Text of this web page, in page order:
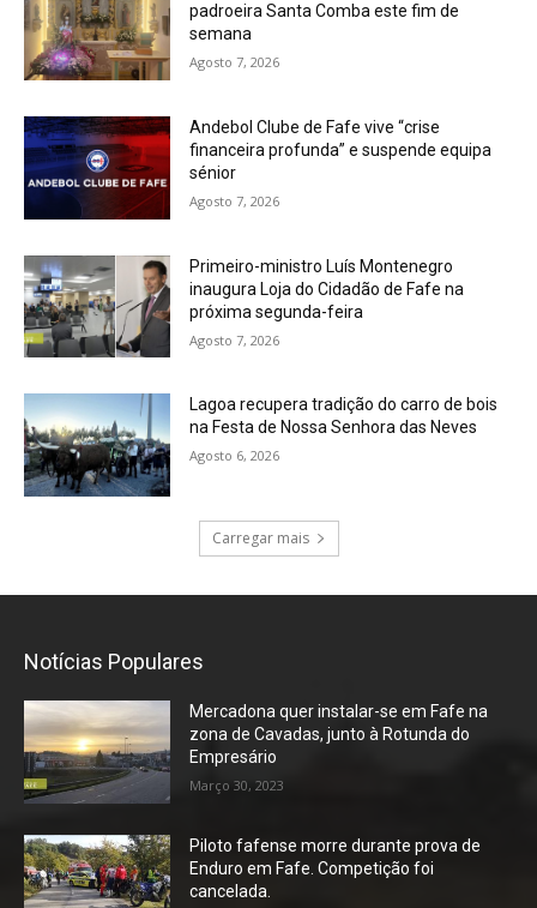
padroeira Santa Comba este fim de
semana
Agosto 7, 2026
Andebol Clube de Fafe vive “crise
financeira profunda” e suspende equipa
sénior
Agosto 7, 2026
Primeiro-ministro Luís Montenegro
inaugura Loja do Cidadão de Fafe na
próxima segunda-feira
Agosto 7, 2026
Lagoa recupera tradição do carro de bois
na Festa de Nossa Senhora das Neves
Agosto 6, 2026
Carregar mais
Notícias Populares
Mercadona quer instalar-se em Fafe na
zona de Cavadas, junto à Rotunda do
Empresário
Março 30, 2023
Piloto fafense morre durante prova de
Enduro em Fafe. Competição foi
cancelada.